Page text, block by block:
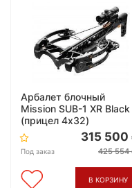
Арбалет блочный
Mission SUB-1 XR Black
(прицел 4х32)
Под заказ
315 500
425 554
В КОРЗИНУ